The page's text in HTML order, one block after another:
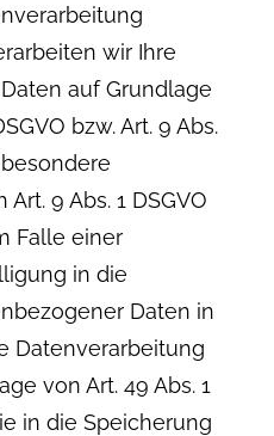
wir Ihre
auf Grundlage
bzw. Art. 9 Abs.
besondere
9 Abs. 1 DSGVO
Falle einer
in die
Daten in
Datenverarbeitung
von Art. 49 Abs. 1
in die Speicherung